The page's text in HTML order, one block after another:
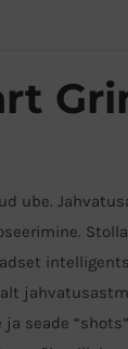
ube.
seade